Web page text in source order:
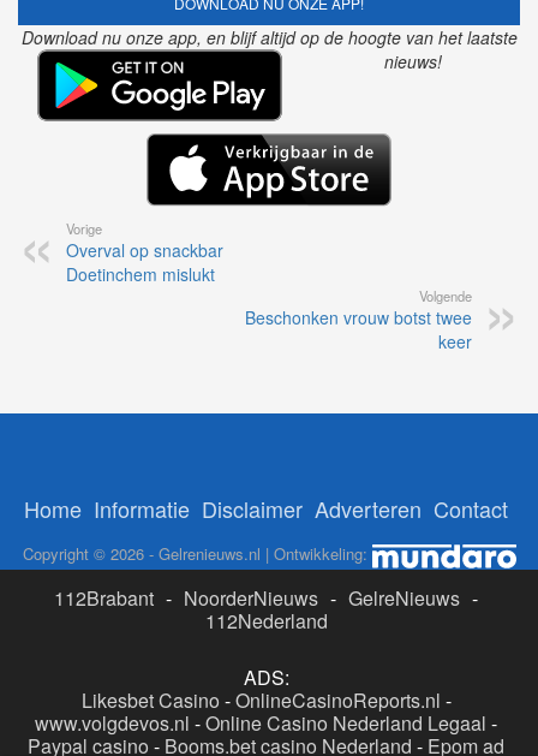
Download nu onze app, en blijf altijd op de hoogte van het laatste
nieuws!
Vorige
Overval op snackbar
Doetinchem mislukt
Volgende
Beschonken vrouw botst twee
keer
Home Informatie Disclaimer Adverteren Contact
Copyright © 2026 - Gelrenieuws.nl | Ontwikkeling:
112Brabant - NoorderNieuws - GelreNieuws -
112Nederland
ADS:
Likesbet Casino -OnlineCasinoReports.nl -
www.volgdevos.nl -Online Casino Nederland Legaal -
Paypal casino - Booms.bet casino Nederland - Epom ad